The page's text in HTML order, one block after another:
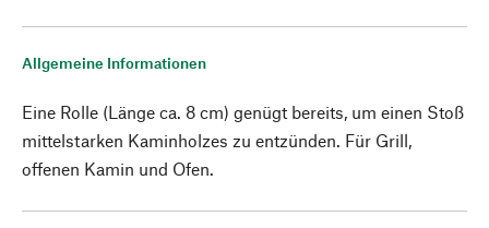
Allgemeine Informationen
Eine Rolle (Länge ca. 8 cm) genügt bereits, um einen Stoß
mittelstarken Kaminholzes zu entzünden. Für Grill,
offenen Kamin und Ofen.